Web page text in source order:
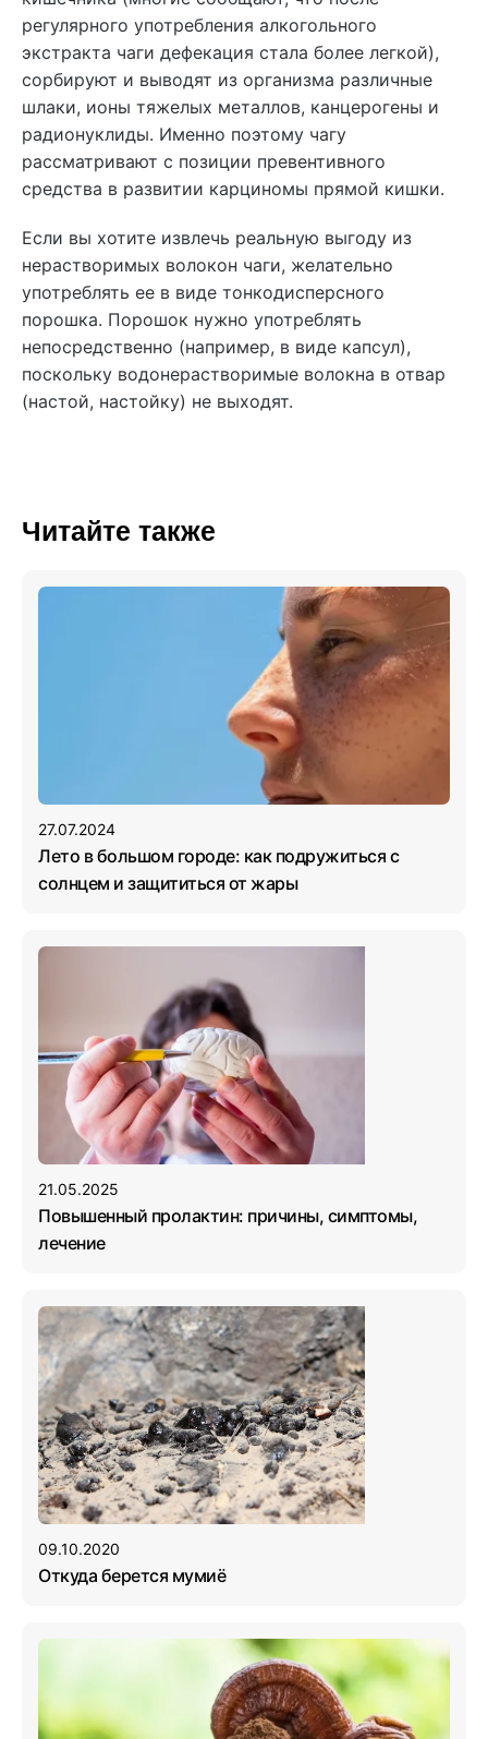
регулярного употребления алкогольного
экстракта чаги дефекация стала более легкой),
сорбируют и выводят из организма различные
шлаки, ионы тяжелых металлов, канцерогены и
радионуклиды. Именно поэтому чагу
рассматривают с позиции превентивного
средства в развитии карциномы прямой кишки.
Если вы хотите извлечь реальную выгоду из
нерастворимых волокон чаги, желательно
употреблять ее в виде тонкодисперсного
порошка. Порошок нужно употреблять
непосредственно (например, в виде капсул),
поскольку водонерастворимые волокна в отвар
(настой, настойку) не выходят.
Читайте также
27.07.2024
Лето в большом городе: как подружиться с
солнцем и защититься от жары
21.05.2025
Повышенный пролактин: причины, симптомы,
лечение
09.10.2020
Откуда берется мумиё